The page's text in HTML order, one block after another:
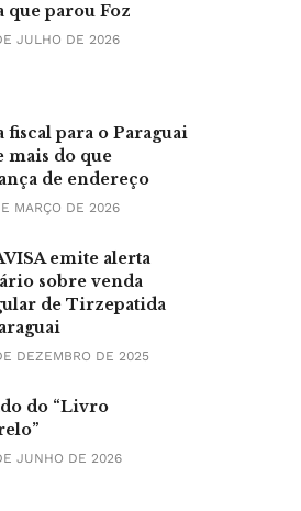
que parou Foz
JULHO DE 2026
fiscal para o Paraguai
mais do que
de endereço
MARÇO DE 2026
emite alerta
sobre venda
de Tirzepatida
DEZEMBRO DE 2025
do “Livro
JUNHO DE 2026